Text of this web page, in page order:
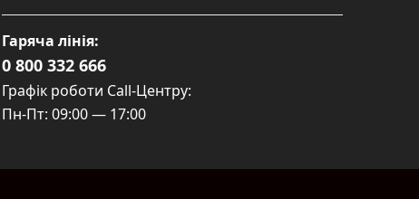
Гаряча лінія:
0 800 332 666
Графік роботи Call-Центру:
Пн-Пт: 09:00 — 17:00